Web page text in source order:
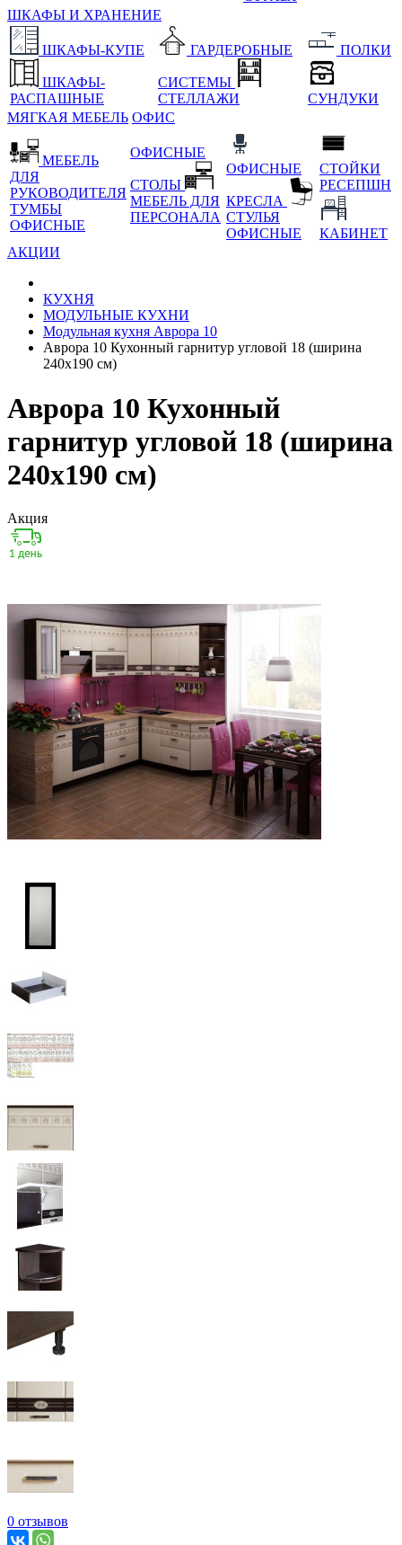
ШКАФЫ И ХРАНЕНИЕ
ШКАФЫ-КУПЕ
ШКАФЫ-
РАСПАШНЫЕ
ГАРДЕРОБНЫЕ
СИСТЕМЫ
СТЕЛЛАЖИ
ПОЛКИ
СУНДУКИ
МЯГКАЯ МЕБЕЛЬ ОФИС
МЕБЕЛЬ
ДЛЯ
РУКОВОДИТЕЛЯ
ТУМБЫ
ОФИСНЫЕ
ОФИСНЫЕ
СТОЛЫ
МЕБЕЛЬ ДЛЯ
ПЕРСОНАЛА
ОФИСНЫЕ
КРЕСЛА
СТУЛЬЯ
ОФИСНЫЕ
СТОЙКИ
РЕСЕПШН
КАБИНЕТ
АКЦИИ
КУХНЯ
МОДУЛЬНЫЕ КУХНИ
Модульная кухня Аврора 10
Аврора 10 Кухонный гарнитур угловой 18 (ширина
240х190 см)
Аврора 10 Кухонный
гарнитур угловой 18 (ширина
240х190 см)
Акция
0 отзывов